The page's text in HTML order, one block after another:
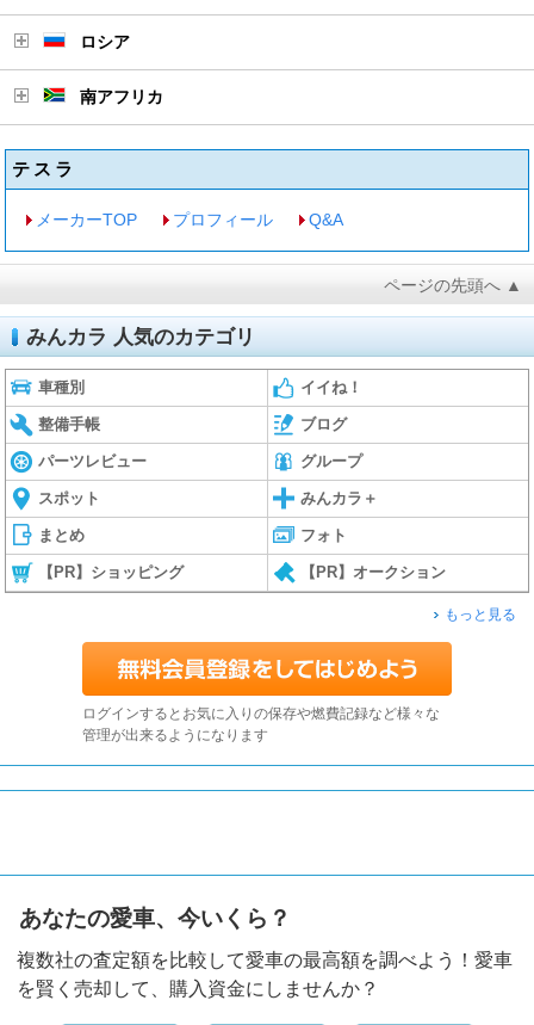
ロシア
南アフリカ
テスラ
メーカーTOP プロフィール Q&A
ページの先頭へ ▲
みんカラ 人気のカテゴリ
車種別 イイね！
整備手帳 ブログ
パーツレビュー グループ
スポット みんカラ＋
まとめ フォト
【PR】ショッピング 【PR】オークション
もっと見る
ログインするとお気に入りの保存や燃費記録など様々な
管理が出来るようになります
あなたの愛車、今いくら？
複数社の査定額を比較して愛車の最高額を調べよう！愛車
を賢く売却して、購入資金にしませんか？